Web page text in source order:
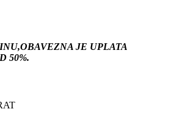
JE UPLATA
50%.